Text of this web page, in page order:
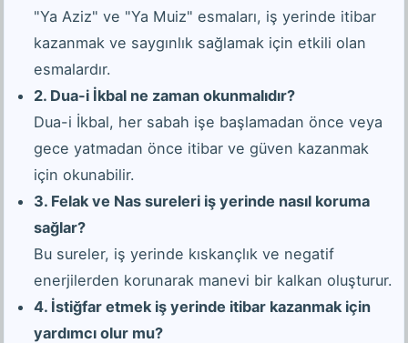
"Ya Aziz" ve "Ya Muiz" esmaları, iş yerinde itibar
kazanmak ve saygınlık sağlamak için etkili olan
esmalardır.
2. Dua-i İkbal ne zaman okunmalıdır?
Dua-i İkbal, her sabah işe başlamadan önce veya
gece yatmadan önce itibar ve güven kazanmak
için okunabilir.
3. Felak ve Nas sureleri iş yerinde nasıl koruma
sağlar?
Bu sureler, iş yerinde kıskançlık ve negatif
enerjilerden korunarak manevi bir kalkan oluşturur.
4. İstiğfar etmek iş yerinde itibar kazanmak için
yardımcı olur mu?